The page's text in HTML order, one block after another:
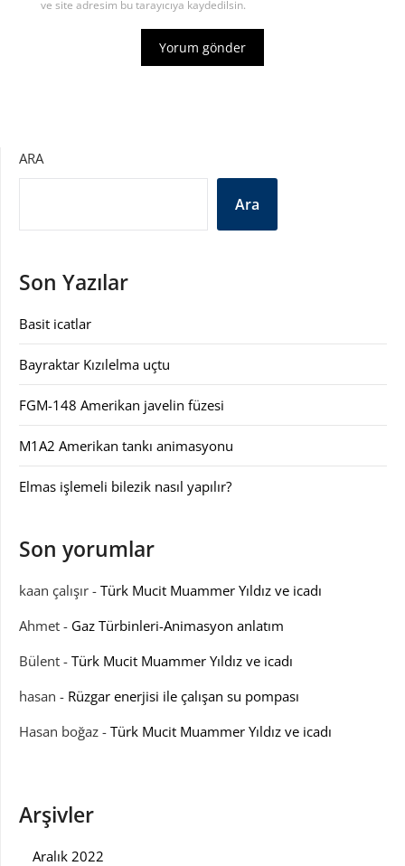
ve site adresim bu tarayıcıya kaydedilsin.
ARA
Ara
Son Yazılar
Basit icatlar
Bayraktar Kızılelma uçtu
FGM-148 Amerikan javelin füzesi
M1A2 Amerikan tankı animasyonu
Elmas işlemeli bilezik nasıl yapılır?
Son yorumlar
kaan çalışır - Türk Mucit Muammer Yıldız ve icadı
Ahmet - Gaz Türbinleri-Animasyon anlatım
Bülent - Türk Mucit Muammer Yıldız ve icadı
hasan - Rüzgar enerjisi ile çalışan su pompası
Hasan boğaz - Türk Mucit Muammer Yıldız ve icadı
Arşivler
Aralık 2022